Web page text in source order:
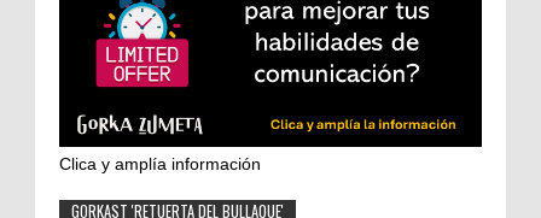
Clica y amplía información
GORKAST 'RETUERTA DEL BULLAQUE'